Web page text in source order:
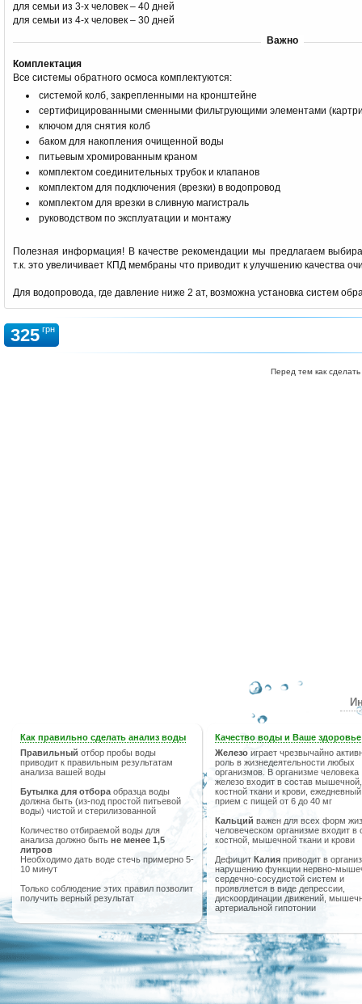
для семьи из 3-х человек – 40 дней
для семьи из 4-х человек – 30 дней
Важно
Комплектация
Все системы обратного осмоса комплектуются:
системой колб, закрепленными на кронштейне
сертифицированными сменными фильтрующими элементами
ключом для снятия колб
баком для накопления очищенной воды
питьевым хромированным краном
комплектом соединительных трубок и клапанов
комплектом для подключения (врезки) в водопровод
комплектом для врезки в сливную магистраль
руководством по эксплуатации и монтажу
Полезная информация! В качестве рекомендации мы предлагаем
т.к. это увеличивает КПД мембраны что приводит к улучшению качества
Для водопровода, где давление ниже 2 ат, возможна установка систем
325 грн
Перед тем как
Как правильно сделать анализ воды
Правильный отбор пробы воды
приводит к правильным результатам
анализа вашей воды
Бутылка для отбора образца воды
должна быть (из-под простой питьевой
воды) чистой и стерилизованной
Количество отбираемой воды для
анализа должно быть не менее 1,5
литров
Необходимо дать воде стечь примерно 5-
10 минут
Только соблюдение этих правил позволит
получить верный результат
Качество воды и Ваше здоровье
Железо играет чрезвычайно
роль в жизнедеятельности любых
организмов. В организме человека
железо входит в состав мышечной,
костной ткани и крови, ежедневный
прием с пищей от 6 до 40 мг
Кальций важен для всех форм
человеческом организме входит в
костной, мышечной ткани и крови
Дефицит Калия приводит в
нарушению функции нервно-
сердечно-сосудистой систем и
проявляется в виде депрессии,
дискоординации движений,
артериальной гипотонии